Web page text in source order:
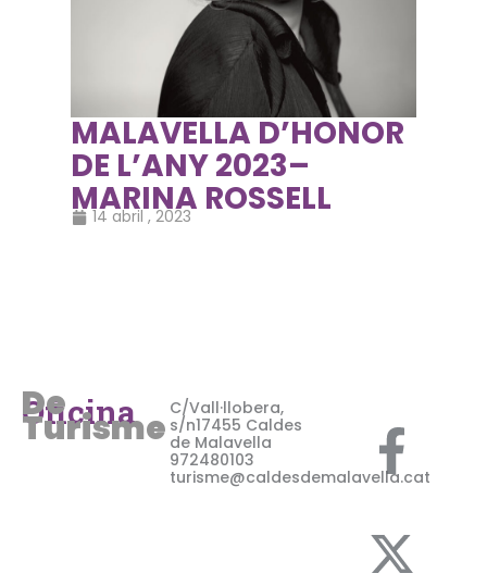
MALAVELLA D’HONOR
DE L’ANY 2023–
MARINA ROSSELL
14 abril , 2023
Oficina
De
Turisme C/Vall·llobera,
s/n17455 Caldes
de Malavella
972480103
turisme@caldesdemalavella.cat
F
a
e
X
-
w
I
n
t